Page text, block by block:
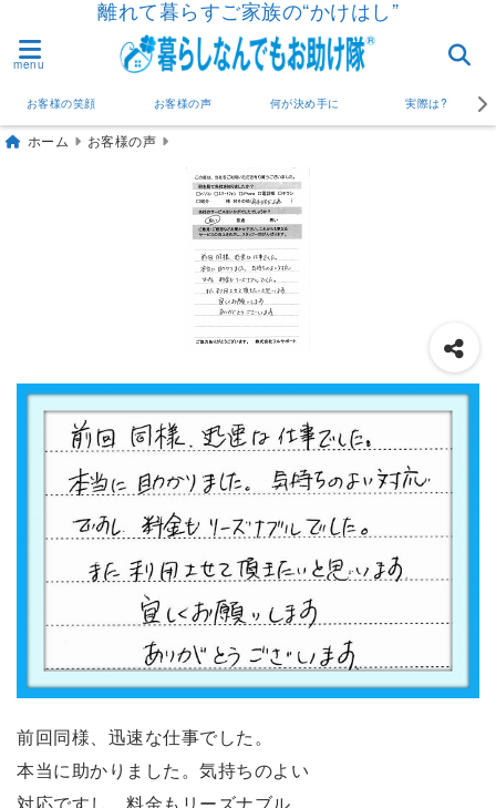
離れて暮らすご家族の“かけはし”
menu
お客様の笑顔 お客様の声 何が決め手に 実際は?
ホーム お客様の声
前回同様、迅速な仕事でした。
本当に助かりました。気持ちのよい